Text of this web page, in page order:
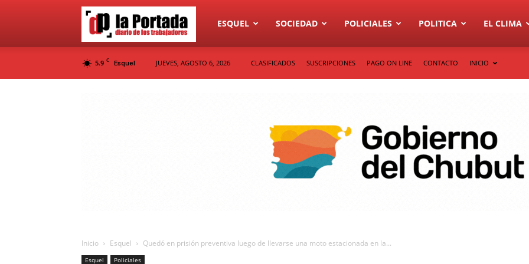
Diario
La
ESQUEL SOCIEDAD POLICIALES POLITICA EL CLIMA
5.9 C Esquel JUEVES, AGOSTO 6, 2026 CLASIFICADOS SUSCRIPCIONES PAGO ON LINE CONTACTO INICIO
Inicio Esquel Quedó en prisión preventiva luego de llevarse una moto estacionada en la...
Esquel Policiales